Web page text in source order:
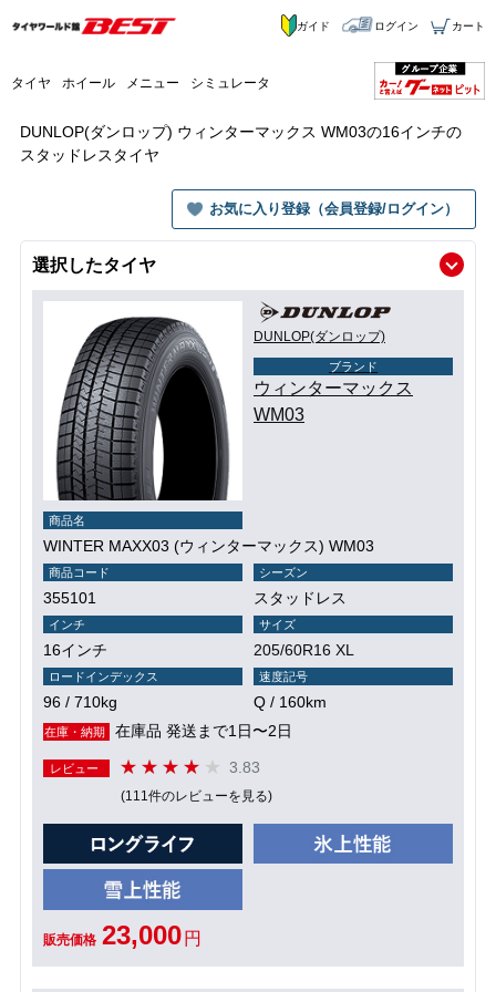
タイヤ ホイール メニュー シミュレータ
ガイド ログイン カート
DUNLOP(ダンロップ) ウィンターマックス WM03の16インチの
スタッドレスタイヤ
お気に入り登録（会員登録/ログイン）
選択したタイヤ
DUNLOP(ダンロップ)
ブランド
ウィンターマックス
WM03
商品名
WINTER MAXX03 (ウィンターマックス) WM03
商品コード
355101
シーズン
スタッドレス
インチ
16インチ
サイズ
205/60R16 XL
ロードインデックス
96 / 710kg
速度記号
Q / 160km
在庫・納期 在庫品 発送まで1日〜2日
レビュー 3.83
(111件のレビューを見る)
販売価格 23,000 円